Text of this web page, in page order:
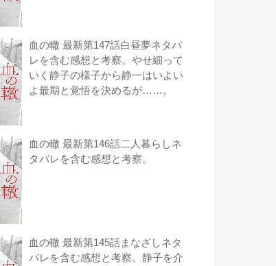
血の轍 最新第147話白昼夢ネタバ
レを含む感想と考察。やせ細って
いく静子の様子から静一はいよい
よ最期と覚悟を決めるが……。
血の轍 最新第146話二人暮らしネ
タバレを含む感想と考察。
血の轍 最新第145話まなざしネタ
バレを含む感想と考察。静子を介